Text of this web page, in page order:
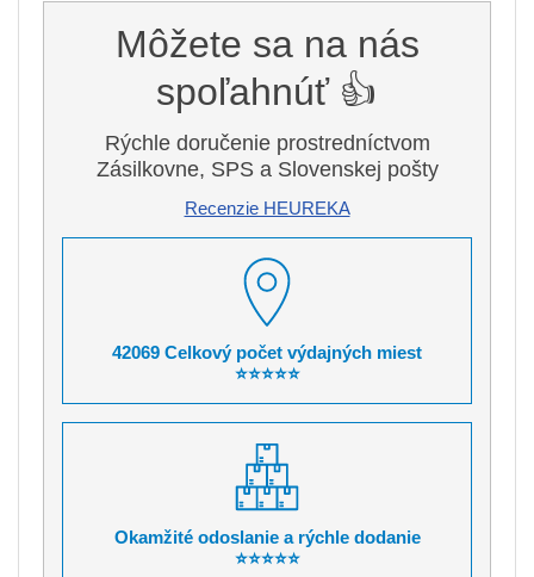
Môžete sa na nás
spoľahnúť 👍
Rýchle doručenie prostredníctvom
Zásilkovne, SPS a Slovenskej pošty
Recenzie HEUREKA
42069 Celkový počet výdajných miest
⭐⭐⭐⭐⭐
Okamžité odoslanie a rýchle dodanie
⭐⭐⭐⭐⭐